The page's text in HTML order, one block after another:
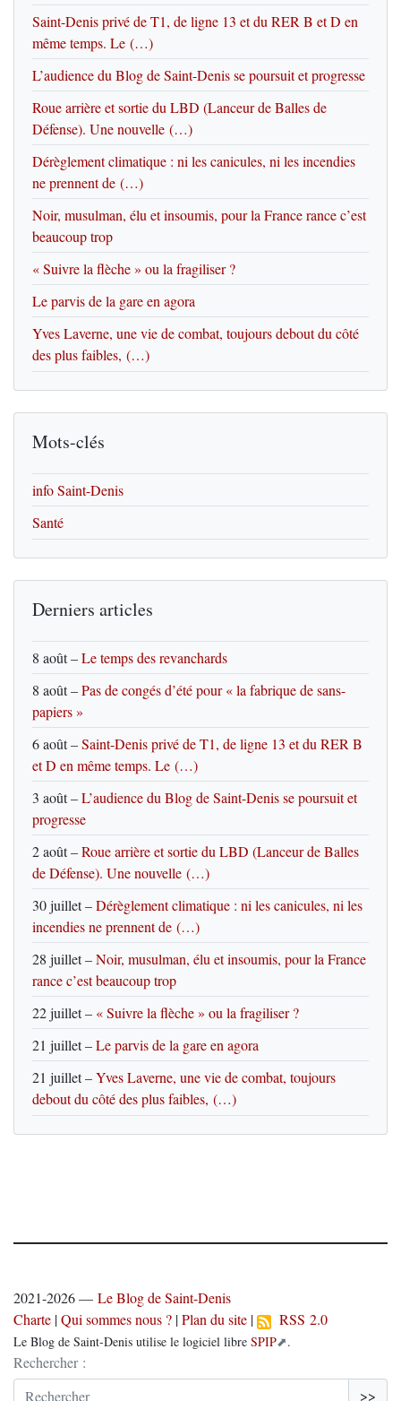
Saint-Denis privé de T1, de ligne 13 et du RER B et D en
même temps. Le (…)
L’audience du Blog de Saint-Denis se poursuit et progresse
Roue arrière et sortie du LBD (Lanceur de Balles de
Défense). Une nouvelle (…)
Dérèglement climatique : ni les canicules, ni les incendies
ne prennent de (…)
Noir, musulman, élu et insoumis, pour la France rance c’est
beaucoup trop
« Suivre la flèche » ou la fragiliser ?
Le parvis de la gare en agora
Yves Laverne, une vie de combat, toujours debout du côté
des plus faibles, (…)
Mots-clés
info Saint-Denis
Santé
Derniers articles
8 août–Le temps des revanchards
8 août–Pas de congés d’été pour « la fabrique de sans-
papiers »
6 août–Saint-Denis privé de T1, de ligne 13 et du RER B
et D en même temps. Le (…)
3 août–L’audience du Blog de Saint-Denis se poursuit et
progresse
2 août–Roue arrière et sortie du LBD (Lanceur de Balles
de Défense). Une nouvelle (…)
30 juillet–Dérèglement climatique : ni les canicules, ni les
incendies ne prennent de (…)
28 juillet–Noir, musulman, élu et insoumis, pour la France
rance c’est beaucoup trop
22 juillet– « Suivre la flèche » ou la fragiliser ?
21 juillet–Le parvis de la gare en agora
21 juillet–Yves Laverne, une vie de combat, toujours
debout du côté des plus faibles, (…)
2021-2026 — Le Blog de Saint-Denis
Charte |Qui sommes nous ? |Plan du site | RSS 2.0
Le Blog de Saint-Denis utilise le logiciel libre SPIP .
Rechercher :
>>